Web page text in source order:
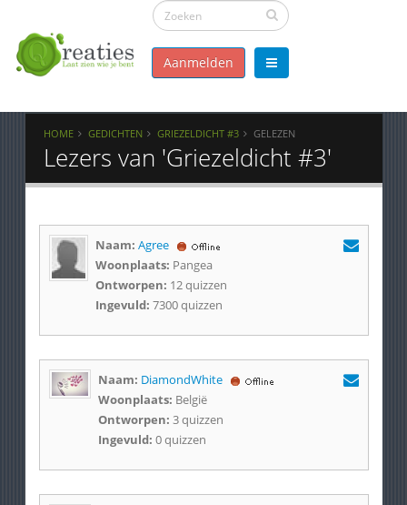
Aanmelden
HOME GEDICHTEN GRIEZELDICHT #3 GELEZEN
Lezers van 'Griezeldicht #3'
Naam: Agree
Woonplaats: Pangea
Ontworpen: 12 quizzen
Ingevuld: 7300 quizzen
Naam: DiamondWhite
Woonplaats: België
Ontworpen: 3 quizzen
Ingevuld: 0 quizzen